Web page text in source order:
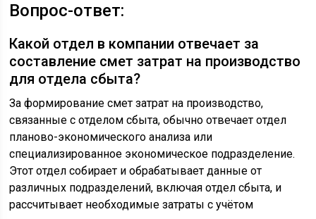
Вопрос-ответ:
Какой отдел в компании отвечает за
составление смет затрат на производство
для отдела сбыта?
За формирование смет затрат на производство,
связанные с отделом сбыта, обычно отвечает отдел
планово-экономического анализа или
специализированное экономическое подразделение.
Этот отдел собирает и обрабатывает данные от
различных подразделений, включая отдел сбыта, и
рассчитывает необходимые затраты с учётом